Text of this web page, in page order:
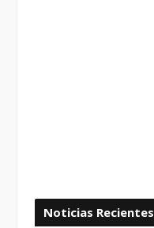
Noticias Recientes